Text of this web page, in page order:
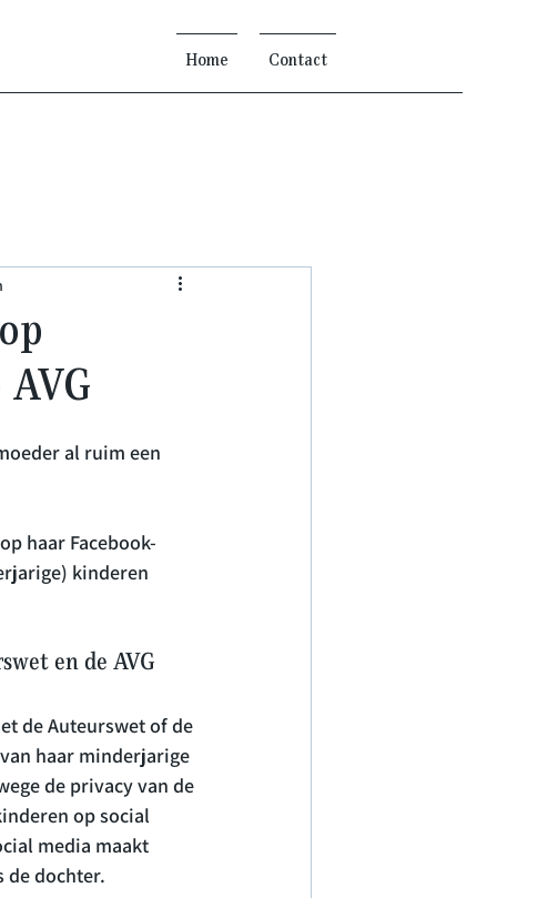
Home Contact
al ruim een
haar Facebook-
kinderen
en de AVG
de Auteurswet of de
haar minderjarige
de privacy van de
op social
media maakt